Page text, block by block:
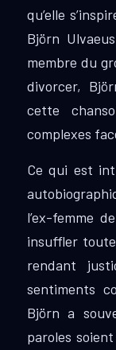
qu’elle
Björn
membre du
divorcer,
cette
complexes
Ce qui est
l’ex-femme
insuffler
rendant
sentiments
Björn a
paroles